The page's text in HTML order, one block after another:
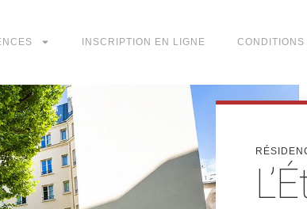
INSCRIPTION EN LIGNE